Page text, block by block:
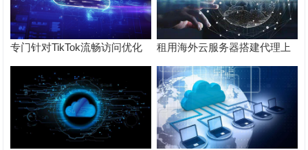
专门针对TikTok流畅访问优化
可一键复制的 Xray VLESS +
Reality 一键部署 + 完整配置模
板
租用海外云服务器搭建代理上
tiktok感觉网络非常卡，怎么才
能访问更流畅？